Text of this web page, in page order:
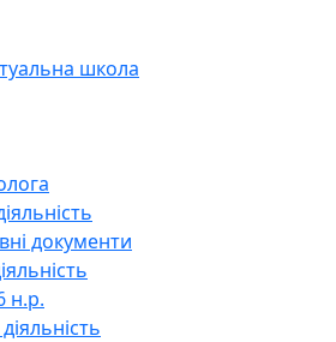
школа
документи
н.р.